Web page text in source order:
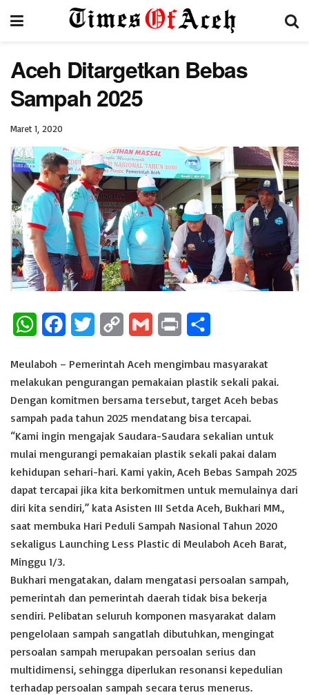
Aceh Ditargetkan Bebas
Sampah 2025
Maret 1, 2020
W
a
s
A
p
c
b
o
k
i
t
e
p
L
i
k
a
l
i
n
t
a
e
Meulaboh – Pemerintah Aceh mengimbau masyarakat
melakukan pengurangan pemakaian plastik sekali pakai.
Dengan komitmen bersama tersebut, target Aceh bebas
sampah pada tahun 2025 mendatang bisa tercapai.
“Kami ingin mengajak Saudara-Saudara sekalian untuk
mulai mengurangi pemakaian plastik sekali pakai dalam
kehidupan sehari-hari. Kami yakin, Aceh Bebas Sampah 2025
dapat tercapai jika kita berkomitmen untuk memulainya dari
diri kita sendiri,” kata Asisten III Setda Aceh, Bukhari MM.,
saat membuka Hari Peduli Sampah Nasional Tahun 2020
sekaligus Launching Less Plastic di Meulaboh Aceh Barat,
Minggu 1/3.
Bukhari mengatakan, dalam mengatasi persoalan sampah,
pemerintah dan pemerintah daerah tidak bisa bekerja
sendiri. Pelibatan seluruh komponen masyarakat dalam
pengelolaan sampah sangatlah dibutuhkan, mengingat
persoalan sampah merupakan persoalan serius dan
multidimensi, sehingga diperlukan resonansi kepedulian
terhadap persoalan sampah secara terus menerus.